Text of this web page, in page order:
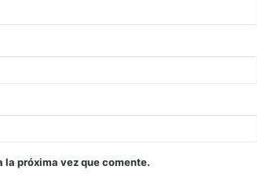
la próxima vez que comente.